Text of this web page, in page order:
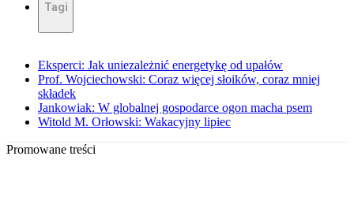
Tagi
Eksperci: Jak uniezależnić energetykę od upałów
Prof. Wojciechowski: Coraz więcej słoików, coraz mniej
składek
Jankowiak: W globalnej gospodarce ogon macha psem
Witold M. Orłowski: Wakacyjny lipiec
Promowane treści